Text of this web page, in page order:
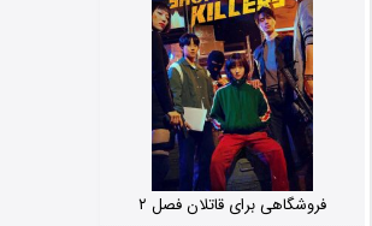
فروشگاهی برای قاتلان فصل ۲